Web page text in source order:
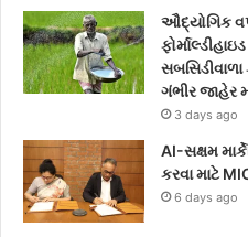
b
o
o
k
ઔદ્યોગિક
ગંભીર જાહેર
3 days ago
AI-સક્ષમ
કરવા માટે
6 days ago